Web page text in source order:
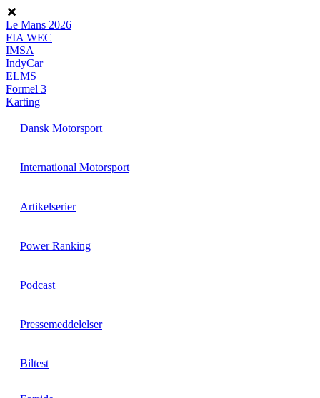
Videre
til
indhold
Le Mans 2026
FIA WEC
IMSA
IndyCar
ELMS
Formel 3
Karting
Dansk Motorsport
International Motorsport
Artikelserier
Power Ranking
Podcast
Pressemeddelelser
Biltest